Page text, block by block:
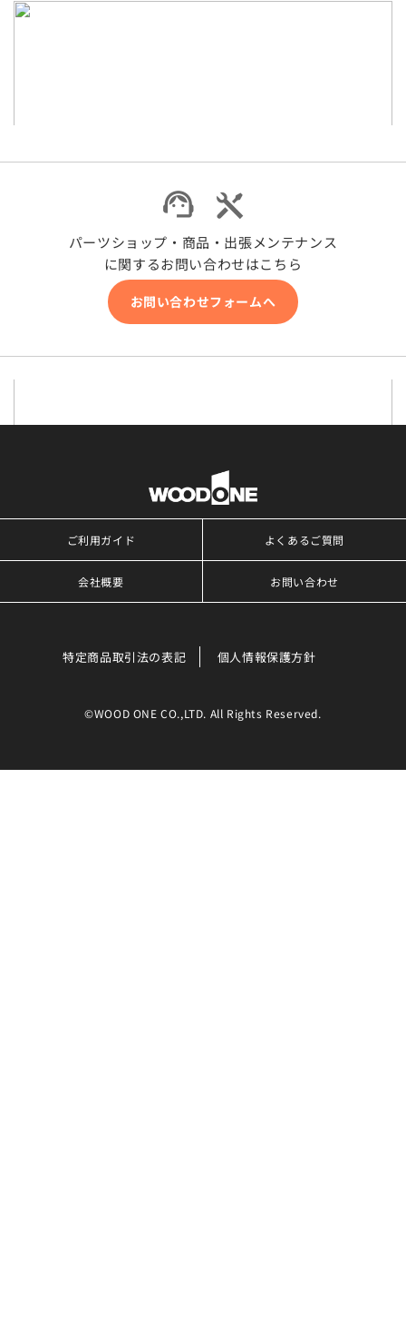
パーツショップ・商品・出張メンテナンス
に関するお問い合わせはこちら
お問い合わせフォームへ
ご利用ガイド よくあるご質問
会社概要 お問い合わせ
特定商品取引法の表記 個人情報保護方針
©WOOD ONE CO.,LTD. All Rights Reserved.